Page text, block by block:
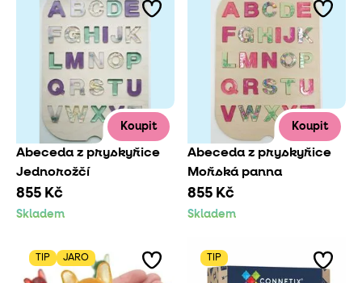
Koupit
Abeceda z pryskyřice
Jednorožčí
855 Kč
Skladem
Koupit
Abeceda z pryskyřice
Mořská panna
855 Kč
Skladem
TIP JARO TIP